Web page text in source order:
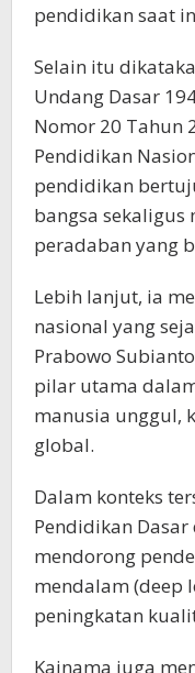
pendidikan saat
Selain itu
Undang Dasar
Nomor 20 Tahun
Pendidikan
pendidikan
bangsa
peradaban yang
Lebih lanjut, ia
nasional yang
Prabowo
pilar utama
manusia unggul,
global.
Dalam konteks
Pendidikan
mendorong
mendalam (deep
peningkatan
Kainama juga